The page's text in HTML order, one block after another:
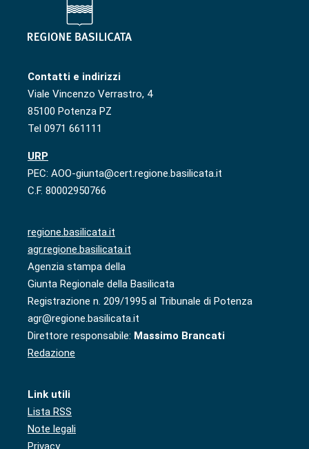
Contatti e indirizzi
Viale Vincenzo Verrastro, 4
85100 Potenza PZ
Tel 0971 661111
URP
PEC: AOO-giunta@cert.regione.basilicata.it
C.F. 80002950766
regione.basilicata.it
agr.regione.basilicata.it
Agenzia stampa della
Giunta Regionale della Basilicata
Registrazione n. 209/1995 al Tribunale di Potenza
agr@regione.basilicata.it
Direttore responsabile: Massimo Brancati
Redazione
Link utili
Lista RSS
Note legali
Privacy